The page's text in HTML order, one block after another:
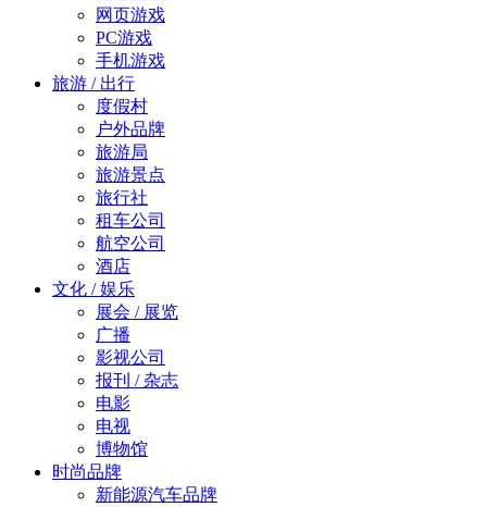
网页游戏
PC游戏
手机游戏
旅游 / 出行
度假村
户外品牌
旅游局
旅游景点
旅行社
租车公司
航空公司
酒店
文化 / 娱乐
展会 / 展览
广播
影视公司
报刊 / 杂志
电影
电视
博物馆
时尚品牌
新能源汽车品牌